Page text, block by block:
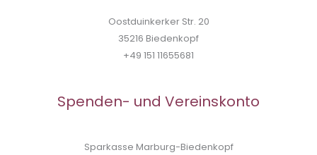
Oostduinkerker Str. 20
35216 Biedenkopf
+49 151 11655681
Spenden- und Vereinskonto
Sparkasse Marburg-Biedenkopf